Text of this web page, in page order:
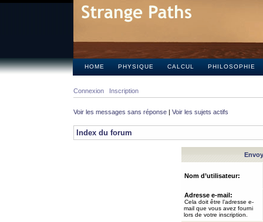
HOME PHYSIQUE CALCUL PHILOSOPHIE
Connexion Inscription
Voir les messages sans réponse | Voir les sujets actifs
Index du forum
Nom d’utilisateur:
Adresse e-mail:
Cela doit être l’adresse e-
mail que vous avez fourni
lors de votre inscription.